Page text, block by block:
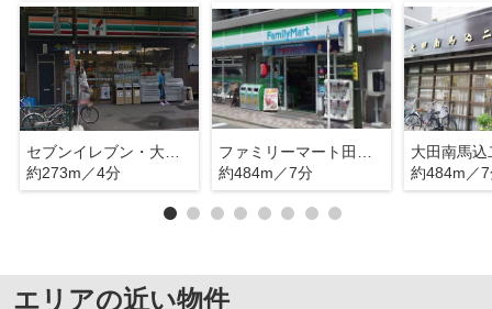
セブンイレブン・大田区東馬込２丁目店
約273m／4分
約484m／7分
大田南馬込
約484m／
エリアの近い物件